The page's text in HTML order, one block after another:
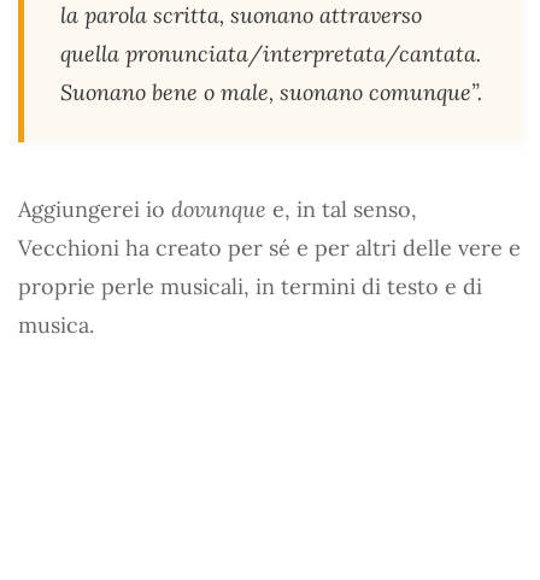
la parola scritta, suonano attraverso
quella pronunciata/interpretata/cantata.
Suonano bene o male, suonano comunque”.
Aggiungerei io dovunque e, in tal senso,
Vecchioni ha creato per sé e per altri delle vere e
proprie perle musicali, in termini di testo e di
musica.